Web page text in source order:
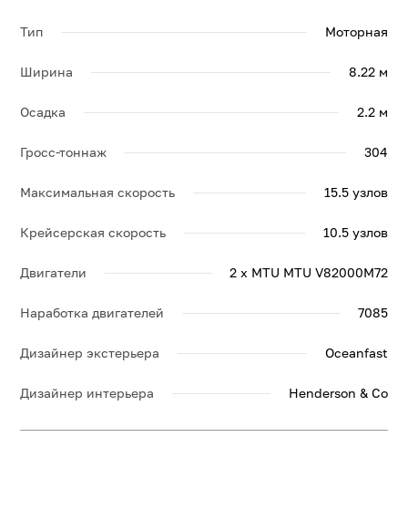
Тип Моторная
Ширина 8.22 м
Осадка 2.2 м
Гросс-тоннаж 304
Максимальная скорость 15.5 узлов
Крейсерская скорость 10.5 узлов
Двигатели 2 x MTU MTU V82000M72
Наработка двигателей 7085
Дизайнер экстерьера Oceanfast
Дизайнер интерьера Henderson & Co